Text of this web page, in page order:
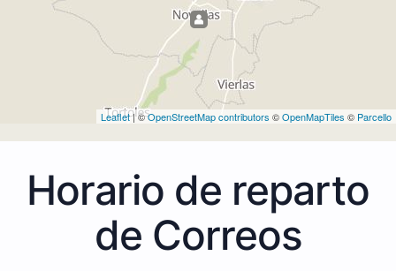
Leaflet| ©OpenStreetMap contributors ©OpenMapTiles © Parcello
Horario de reparto
de Correos